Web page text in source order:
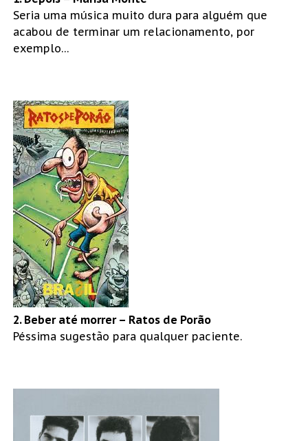
Seria uma música muito dura para alguém que
acabou de terminar um relacionamento, por
exemplo…
2. Beber até morrer – Ratos de Porão
Péssima sugestão para qualquer paciente.